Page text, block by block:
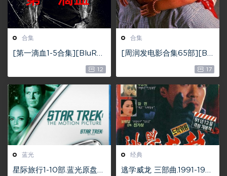
合集
[第一滴血1-5合集][BluRa
y.X265.10bit/29.83GiB]
[双语字幕音轨.珍藏版][10
80P]
12
合集
[周润发电影合集65部][BD
-MKV/100G][720p-1080
17
蓝光
星际旅行1-10部.蓝光原盘合
经典
逃学威龙 三部曲.1991-199